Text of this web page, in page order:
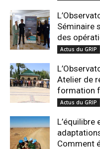
Séminaire
des
Actus du GRIP
Atelier de
formation
Actus du GRIP
Comment